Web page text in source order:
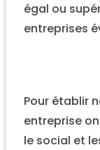
égal ou
entreprises
Pour établir
entreprise
le social et